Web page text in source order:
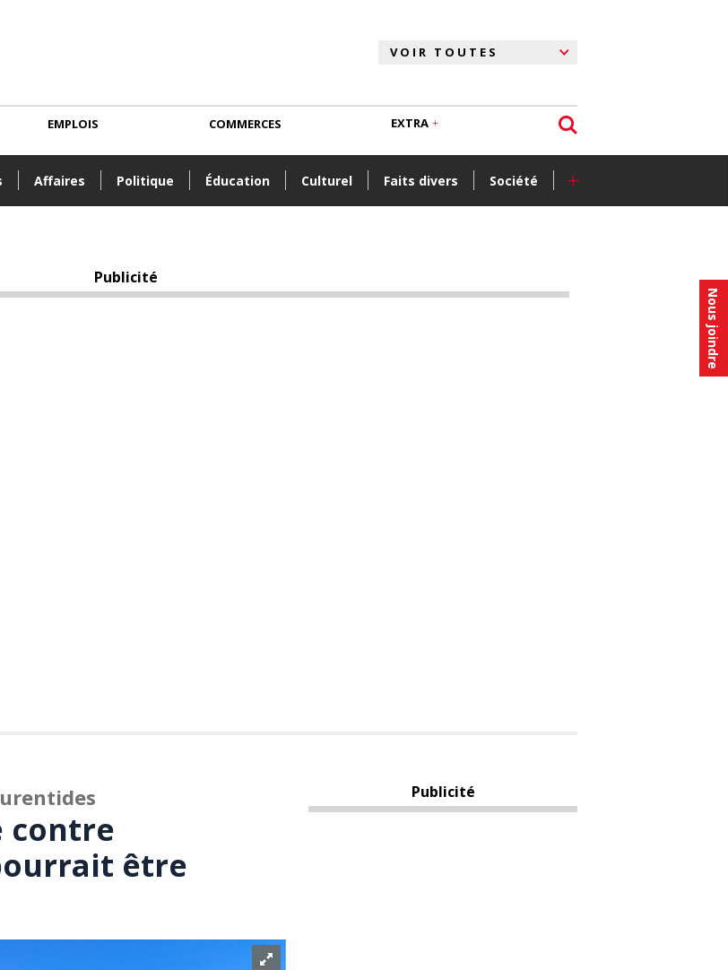
Nous joindre
Affaires Politique Éducation Culturel Faits divers Société +
EMPLOIS COMMERCES EXTRA
Publicité
contre
être
Publicité